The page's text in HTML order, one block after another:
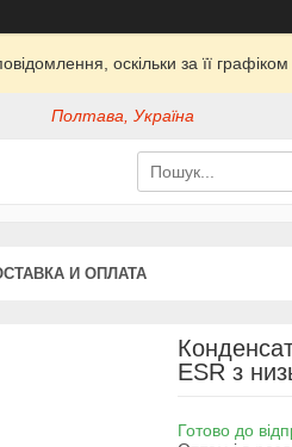
оскільки за її
Полтава, Україна
И ОПЛАТА
ESR з
Готово до